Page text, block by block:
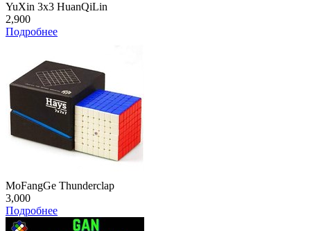
YuXin 3x3 HuanQiLin
2,900
Подробнее
MoFangGe Thunderclap
3,000
Подробнее